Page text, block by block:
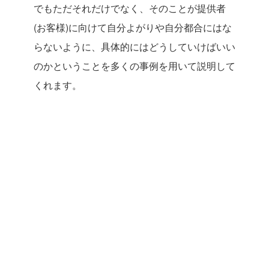
でもただそれだけでなく、そのことが提供者
(お客様)に向けて自分よがりや自分都合にはな
らないように、具体的にはどうしていけばいい
のかということを多くの事例を用いて説明して
くれます。